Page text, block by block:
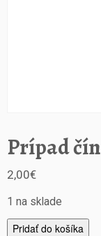
Prípad
2,00€
1 na sklade
mPridať do košíka